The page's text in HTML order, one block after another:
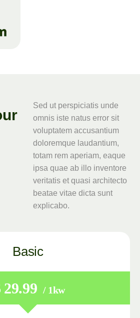
Sed ut perspiciatis unde
omnis iste natus error sit
voluptatem accusantium
doloremque laudantium,
totam rem aperiam, eaque
ipsa quae ab illo inventore
veritatis et quasi architecto
beatae vitae dicta sunt
explicabo.
Basic
29.99 / 1kw